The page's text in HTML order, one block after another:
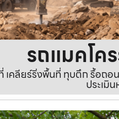
รถแมคโค
เคลียร์ริ่งพื้นที่ ทุบตึก รื้อถอ
ประเมิ